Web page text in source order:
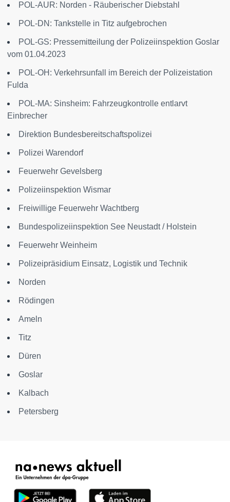
POL-AUR: Norden - Räuberischer Diebstahl
POL-DN: Tankstelle in Titz aufgebrochen
POL-GS: Pressemitteilung der Polizeiinspektion Goslar
vom 01.04.2023
POL-OH: Verkehrsunfall im Bereich der Polizeistation
Fulda
POL-MA: Sinsheim: Fahrzeugkontrolle entlarvt
Einbrecher
Direktion Bundesbereitschaftspolizei
Polizei Warendorf
Feuerwehr Gevelsberg
Polizeiinspektion Wismar
Freiwillige Feuerwehr Wachtberg
Bundespolizeiinspektion See Neustadt / Holstein
Feuerwehr Weinheim
Polizeipräsidium Einsatz, Logistik und Technik
Norden
Rödingen
Ameln
Titz
Düren
Goslar
Kalbach
Petersberg